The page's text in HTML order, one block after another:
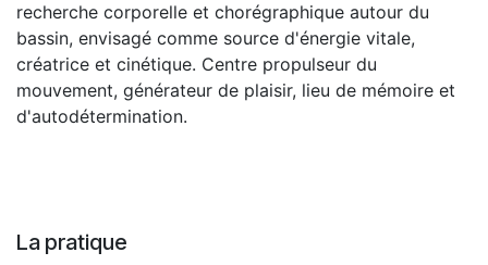
recherche corporelle et chorégraphique autour du
bassin, envisagé comme source d'énergie vitale,
créatrice et cinétique. Centre propulseur du
mouvement, générateur de plaisir, lieu de mémoire et
d'autodétermination.
La pratique